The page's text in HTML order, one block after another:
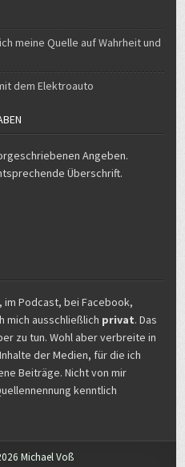
meine Quelle auf Wahrheit und
dem Elektroauto
Angeben.
Überschrift.
Podcast, bei Facebook,
mich ausschließlich privat. Das
zu tun. Wohl aber verbreite in
der Medien, für die ich
Beiträge. Nicht von mir
kenntlich
Michael Voß